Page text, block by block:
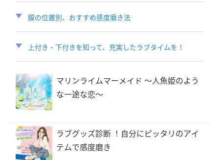
膣の位置別、おすすめ感度磨き法
上付き・下付きを知って、充実したラブタイムを！
マリンライムマーメイド 〜人魚姫のよう
な一途な恋〜
ラブグッズ診断 ！自分にピッタリのアイ
テムで感度磨き